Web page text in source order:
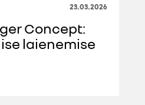
23.03.2026
Concept:
laienemise